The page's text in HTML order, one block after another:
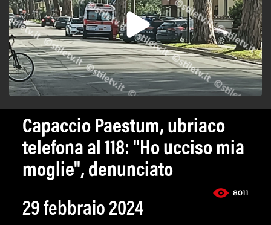
Capaccio Paestum, ubriaco
telefona al 118: "Ho ucciso mia
moglie", denunciato
8011
29 febbraio 2024